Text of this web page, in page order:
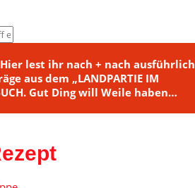
lest ihr nach + nach
aus dem „LANDPARTIE IM
Gut Ding will Weile haben…